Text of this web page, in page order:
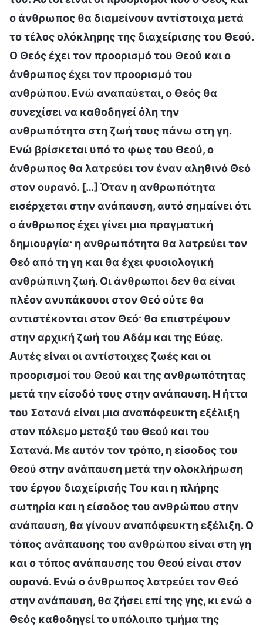
ο άνθρωπος θα διαμείνουν αντίστοιχα μετά
το τέλος ολόκληρης της διαχείρισης του Θεού.
Ο Θεός έχει τον προορισμό του Θεού και ο
άνθρωπος έχει τον προορισμό του
ανθρώπου. Ενώ αναπαύεται, ο Θεός θα
συνεχίσει να καθοδηγεί όλη την
ανθρωπότητα στη ζωή τους πάνω στη γη.
Ενώ βρίσκεται υπό το φως του Θεού, ο
άνθρωπος θα λατρεύει τον έναν αληθινό Θεό
στον ουρανό. […] Όταν η ανθρωπότητα
εισέρχεται στην ανάπαυση, αυτό σημαίνει ότι
ο άνθρωπος έχει γίνει μια πραγματική
δημιουργία· η ανθρωπότητα θα λατρεύει τον
Θεό από τη γη και θα έχει φυσιολογική
ανθρώπινη ζωή. Οι άνθρωποι δεν θα είναι
πλέον ανυπάκουοι στον Θεό ούτε θα
αντιστέκονται στον Θεό· θα επιστρέψουν
στην αρχική ζωή του Αδάμ και της Εύας.
Αυτές είναι οι αντίστοιχες ζωές και οι
προορισμοί του Θεού και της ανθρωπότητας
μετά την είσοδό τους στην ανάπαυση. Η ήττα
του Σατανά είναι μια αναπόφευκτη εξέλιξη
στον πόλεμο μεταξύ του Θεού και του
Σατανά. Με αυτόν τον τρόπο, η είσοδος του
Θεού στην ανάπαυση μετά την ολοκλήρωση
του έργου διαχείρισής Του και η πλήρης
σωτηρία και η είσοδος του ανθρώπου στην
ανάπαυση, θα γίνουν αναπόφευκτη εξέλιξη. Ο
τόπος ανάπαυσης του ανθρώπου είναι στη γη
και ο τόπος ανάπαυσης του Θεού είναι στον
ουρανό. Ενώ ο άνθρωπος λατρεύει τον Θεό
στην ανάπαυση, θα ζήσει επί της γης, κι ενώ ο
Θεός καθοδηγεί το υπόλοιπο τμήμα της